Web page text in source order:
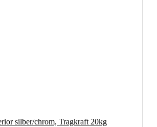
silber/chrom, Tragkraft 20kg